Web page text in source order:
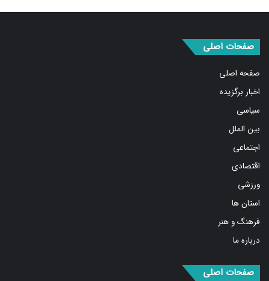
صفحات اصلی
صفحه اصلی
اخبار برگزیده
سیاسی
بین الملل
اجتماعی
اقتصادی
ورزشی
استان ها
فرهنگ و هنر
درباره ما
صفحات اصلی